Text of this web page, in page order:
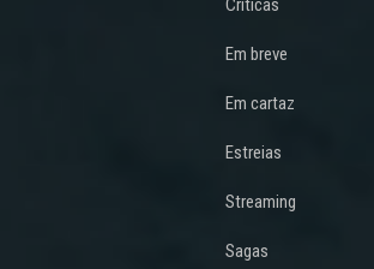
Críticas
Em breve
Em cartaz
Estreias
Streaming
Sagas